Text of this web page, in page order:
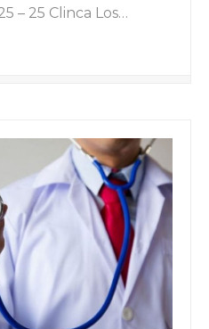
– 25 Clinca Los…